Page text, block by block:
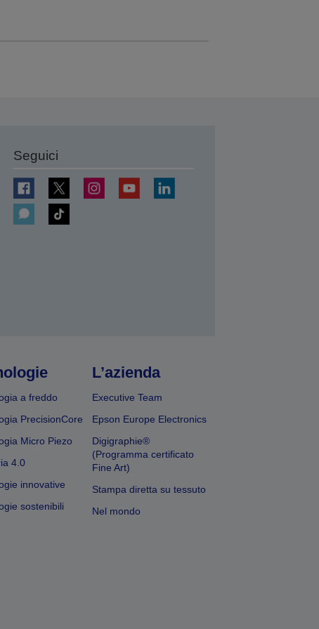
Seguici
a freddo
PrecisionCore
Micro Piezo
4.0
innovative
sostenibili
L’azienda
Executive Team
Epson Europe Electronics
Digigraphie®
(Programma certificato
Fine Art)
Stampa diretta su tessuto
Nel mondo